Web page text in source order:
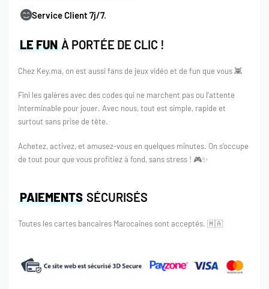
LE FUNÀ PORTÉE DE CLIC !
Chez Key.ma, on est aussi fans de jeux vidéo et de fun que vous 👾
Fini les galères avec des codes qui ne marchent pas ou l’attente
interminable pour jouer. Avec nous, tout est simple, rapide et
surtout sans prise de tête.
Achetez, activez, et amusez-vous en quelques minutes. On s’occupe
de tout pour que vous profitiez à fond, sans stress ! 🎮✨
Service Client 7j/7.
PAIEMENTS SÉCURISÉS
Toutes les cartes bancaires Marocaines sont acceptés. 🇲🇦